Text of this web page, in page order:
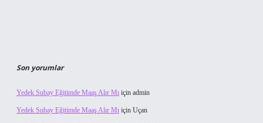
Son yorumlar
Yedek Subay Eğitimde Maaş Alır Mı için admin
Yedek Subay Eğitimde Maaş Alır Mı için Uçan